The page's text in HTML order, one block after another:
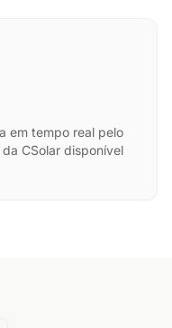
em tempo real pelo
CSolar disponível